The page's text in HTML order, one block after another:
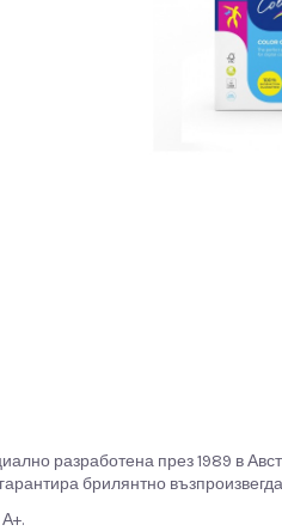
разработена през 1989 в
брилянтно